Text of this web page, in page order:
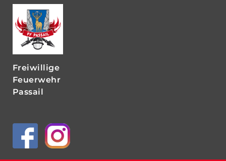
Freiwillige
Feuerwehr
Passail